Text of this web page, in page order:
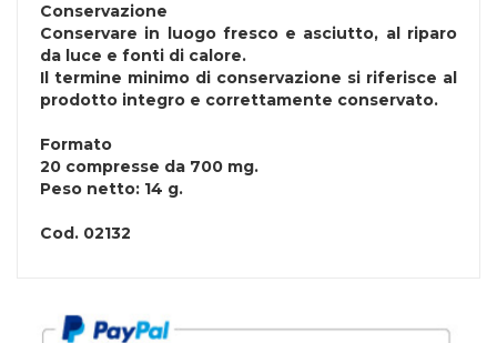
Conservazione
Conservare in luogo fresco e asciutto, al riparo
da luce e fonti di calore.
Il termine minimo di conservazione si riferisce al
prodotto integro e correttamente conservato.
Formato
20 compresse da 700 mg.
Peso netto: 14 g.
Cod. 02132